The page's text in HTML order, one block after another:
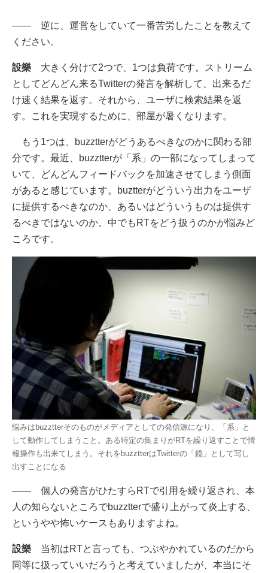
―― 逆に、運営をしていて一番苦労したことを教えて
ください。
設樂 大きく分けて2つで、1つは負荷です。ストリーム
としてどんどん来るTwitterの発言を解析して、出来るだ
け速く結果を返す。それから、ユーザに検索結果を返
す。これを実現するために、部屋が暑くなります。
もう1つは、buzztterがどうあるべきなのかに関わる部
分です。最近、buzztterが「系」の一部になってしまって
いて、どんどんフィードバックを加速させてしまう側面
があると感じています。buztterがどういう出力をユーザ
に提供するべきなのか、あるいはどういうものは提供す
るべきではないのか。中でもRTをどう扱うのかが悩みど
ころです。
悩みはbuzztterそのものがメディアとしての発信源になり、「系」と
して動作してしまうこと。ある特定の集まりがRTを繰り返すことで情
報操作も出来てしまう。それをbuzztterはTwitterの「鏡」として写し
出すことになる
―― 個人の発言がひたすらRTで引用を繰り返され、本
人の知らないところでbuzztterで盛り上がって炎上する、
というやや怖いケースもありますよね。
設樂 当初はRTと言っても、つぶやかれているのだから
同等に扱っていいだろうと考えていましたが、本当にそ